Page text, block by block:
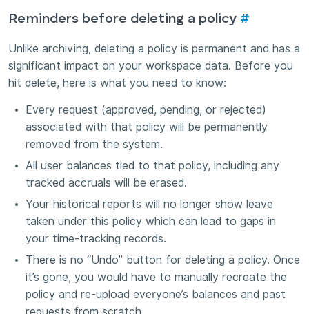
Reminders before deleting a policy #
Unlike archiving, deleting a policy is permanent and has a
significant impact on your workspace data. Before you
hit delete, here is what you need to know:
Every request (approved, pending, or rejected)
associated with that policy will be permanently
removed from the system.
All user balances tied to that policy, including any
tracked accruals will be erased.
Your historical reports will no longer show leave
taken under this policy which can lead to gaps in
your time-tracking records.
There is no “Undo” button for deleting a policy. Once
it’s gone, you would have to manually recreate the
policy and re-upload everyone’s balances and past